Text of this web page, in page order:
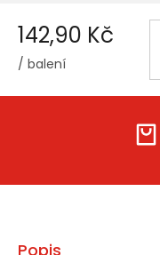
142,90 Kč
/ balení
cena:
Popis